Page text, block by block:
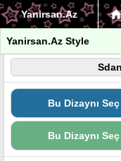
Yanirsan.Az
Yanirsan.Az Style
Bu Dizaynı Seç
Bu Dizaynı Seç